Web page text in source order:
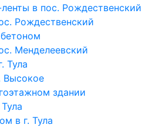
в пос. Рождественский
Рождественский
Менделеевский
Тула
Высокое
здании
Тула
в г. Тула